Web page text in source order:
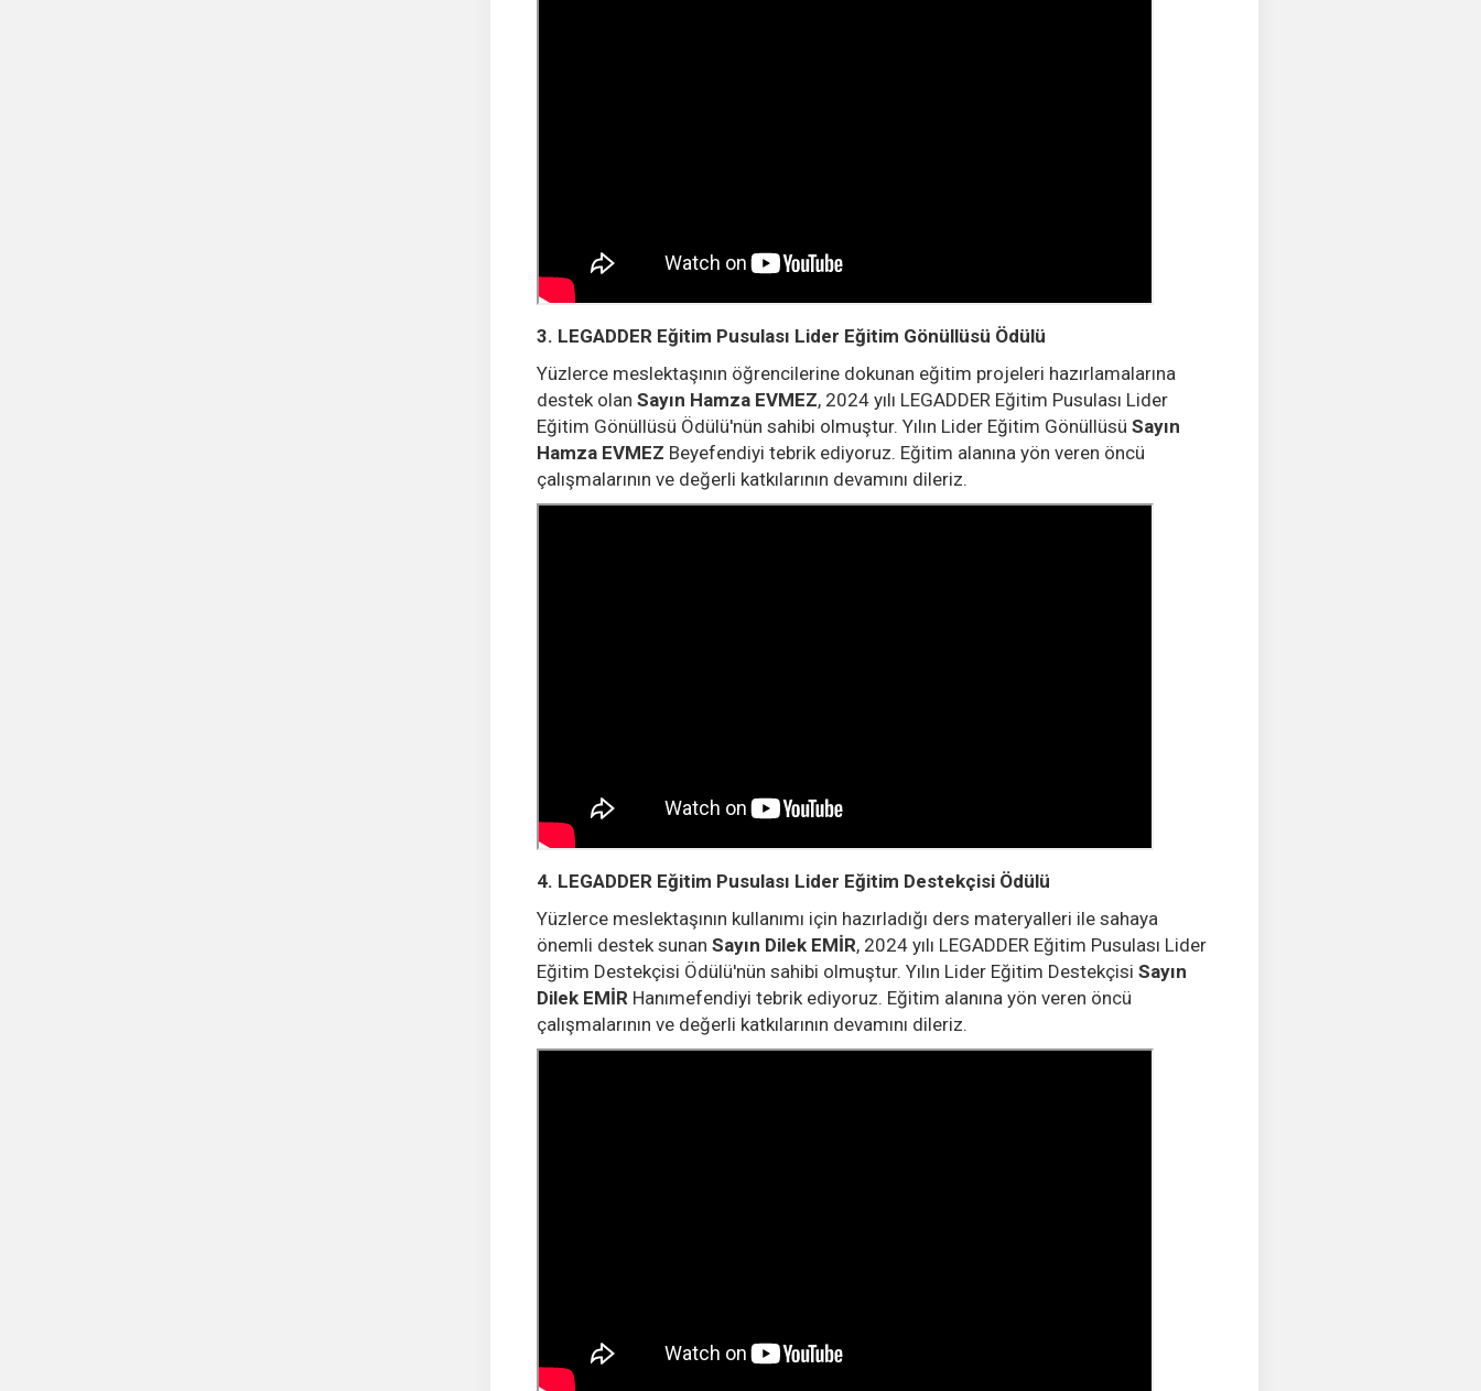
3. LEGADDER Eğitim Pusulası Lider Eğitim Gönüllüsü Ödülü
Yüzlerce meslektaşının öğrencilerine dokunan eğitim projeleri hazırlamalarına
destek olan Sayın Hamza EVMEZ, 2024 yılı LEGADDER Eğitim Pusulası Lider
Eğitim Gönüllüsü Ödülü'nün sahibi olmuştur. Yılın Lider Eğitim Gönüllüsü Sayın
Hamza EVMEZ Beyefendiyi tebrik ediyoruz. Eğitim alanına yön veren öncü
çalışmalarının ve değerli katkılarının devamını dileriz.
4. LEGADDER Eğitim Pusulası Lider Eğitim Destekçisi Ödülü
Yüzlerce meslektaşının kullanımı için hazırladığı ders materyalleri ile sahaya
önemli destek sunan Sayın Dilek EMİR, 2024 yılı LEGADDER Eğitim Pusulası Lider
Eğitim Destekçisi Ödülü'nün sahibi olmuştur. Yılın Lider Eğitim Destekçisi Sayın
Dilek EMİRHanımefendiyi tebrik ediyoruz. Eğitim alanına yön veren öncü
çalışmalarının ve değerli katkılarının devamını dileriz.